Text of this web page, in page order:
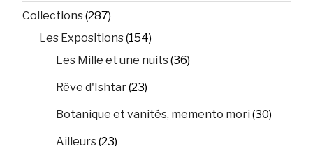
Collections(287)
Les Expositions(154)
Les Mille et une nuits(36)
Rêve d'Ishtar(23)
Botanique et vanités, memento mori (30)
Ailleurs(23)